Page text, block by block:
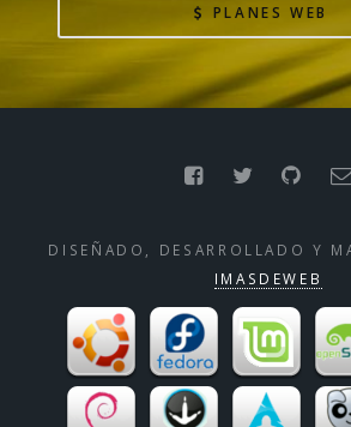
PLANES WEB
DISEÑADO, DESARROLLADO Y
IMASDEWEB